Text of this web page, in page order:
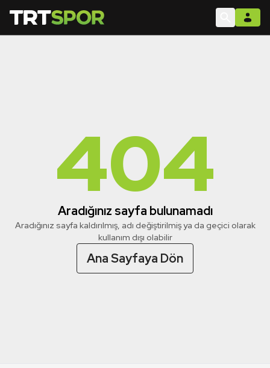
404
Aradığınız sayfa bulunamadı
Aradığınız sayfa kaldırılmış, adı değiştirilmiş ya da geçici olarak
kullanım dışı olabilir
Ana Sayfaya Dön